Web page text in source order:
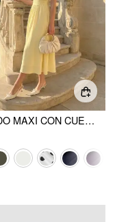
VESTIDO MAXI CON CUELLO REDONDO Y FRUNCIDO